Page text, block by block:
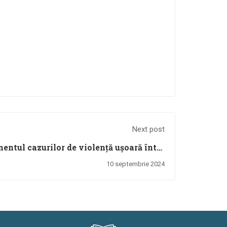
Next post
cazurilor de violență ușoară între
elevi, săvârșită în mediul școlar
10 septembrie 2024